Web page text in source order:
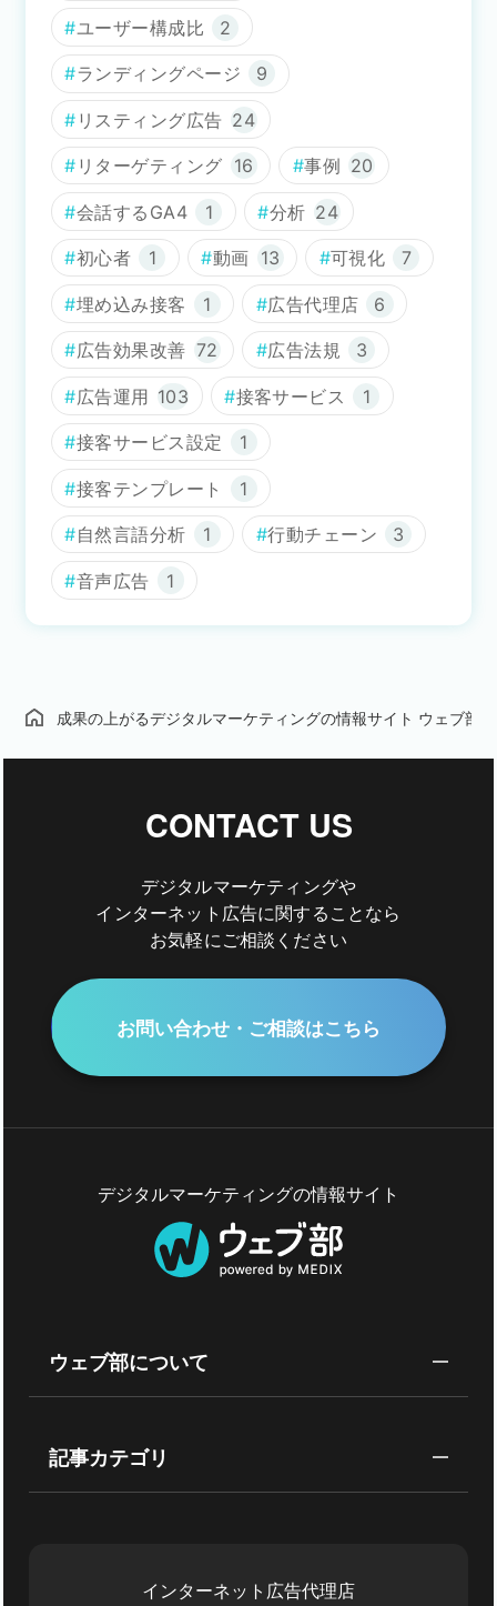
ユーザー構成比 2
ランディングページ 9
リスティング広告 24
リターゲティング 16 事例 20
会話するGA4 1 分析 24
初心者 1 動画 13 可視化 7
埋め込み接客 1 広告代理店 6
広告効果改善 72 広告法規 3
広告運用 103 接客サービス 1
接客サービス設定 1
接客テンプレート 1
自然言語分析 1 行動チェーン 3
音声広告 1
成果の上がるデジタルマーケティングの情報サイト ウェブ部
CONTACT US
デジタルマーケティングや
インターネット広告に関することなら
お気軽にご相談ください
お問い合わせ・ご相談はこちら
デジタルマーケティングの情報サイト
ウェブ部について
記事カテゴリ
インターネット広告代理店